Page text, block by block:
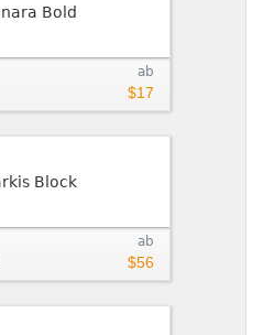
ab
$17
ab
$56